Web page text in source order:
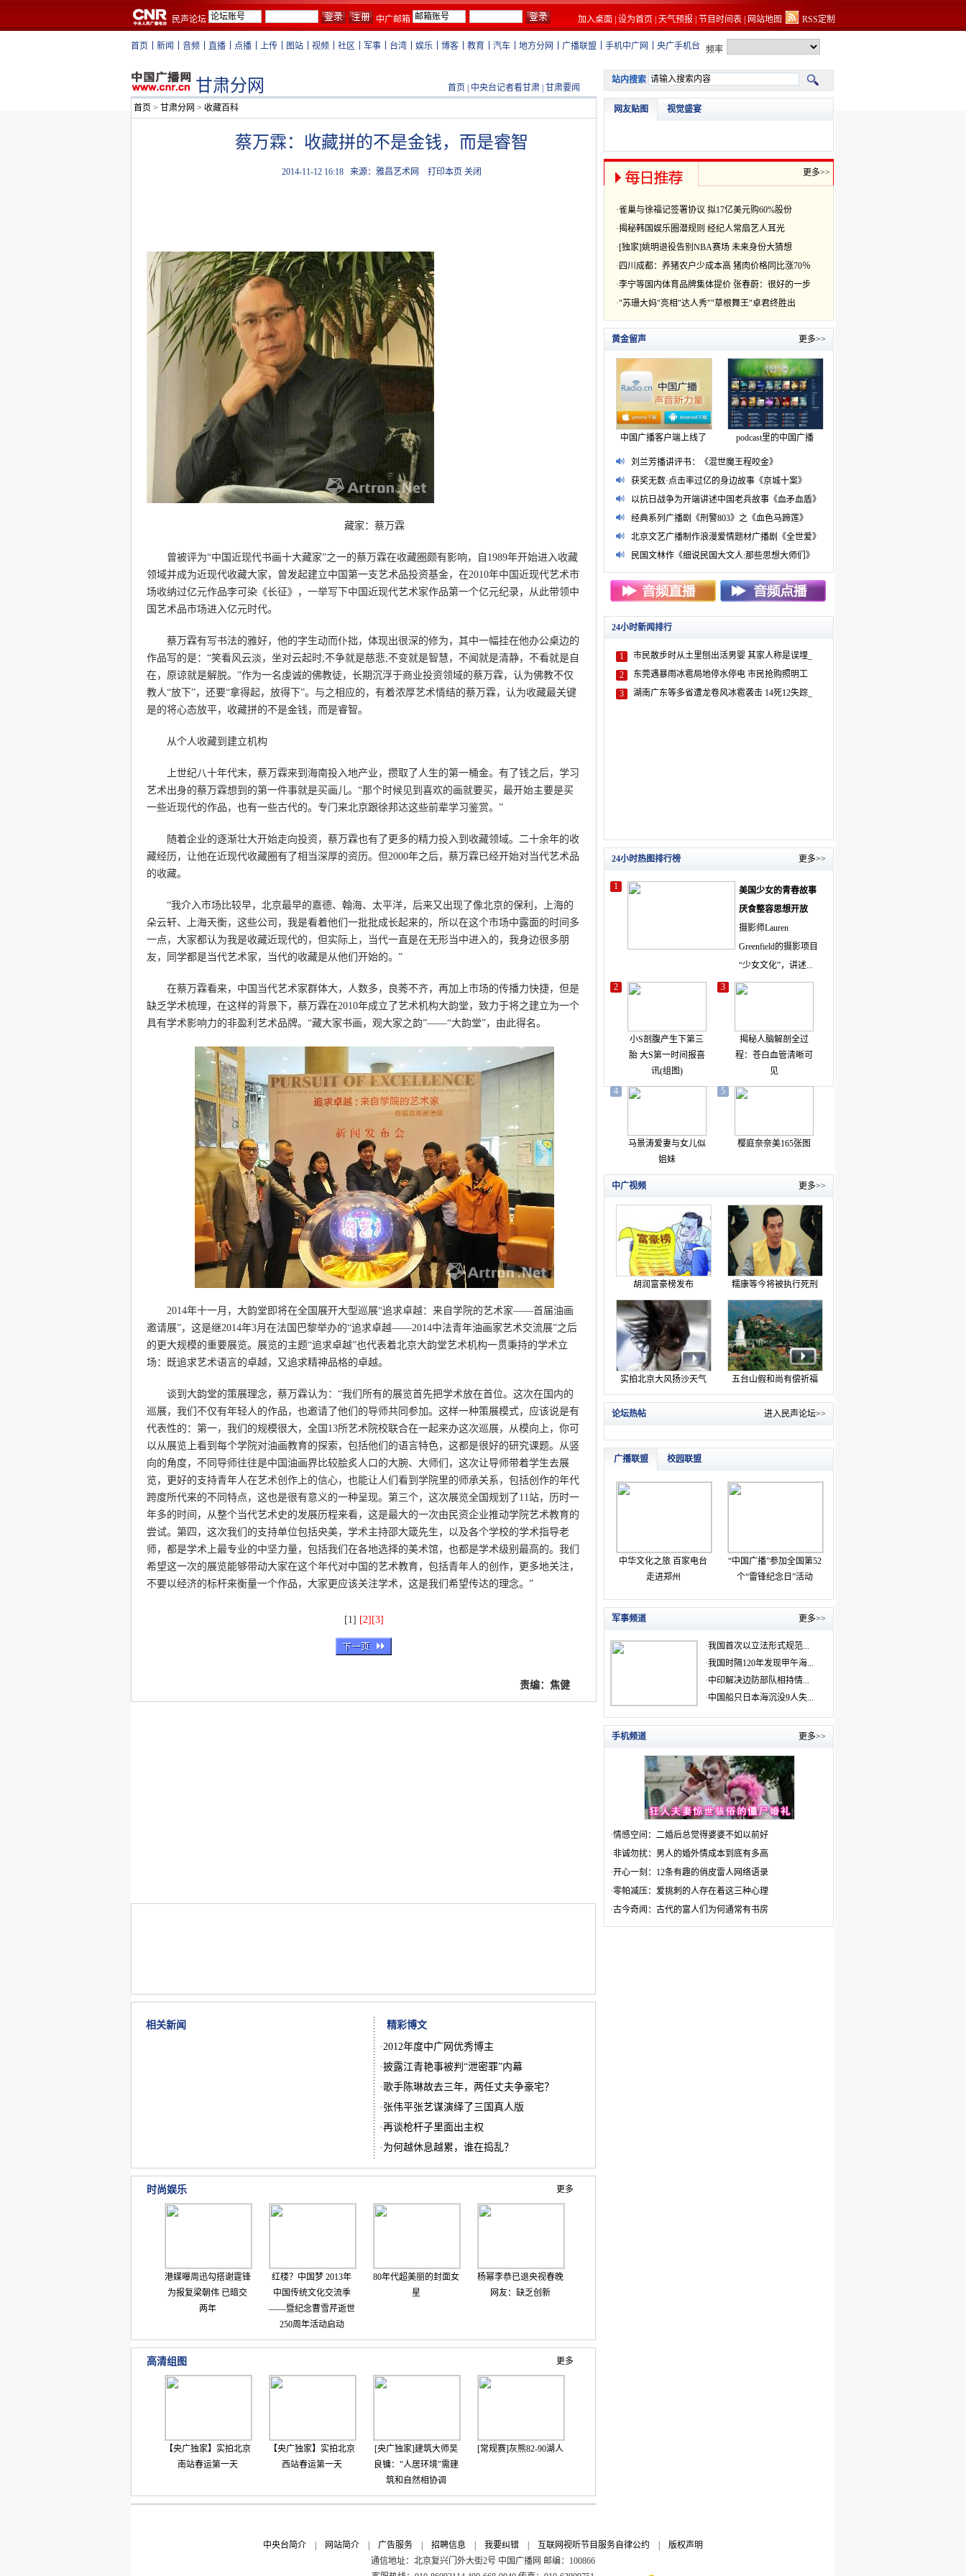
民声论坛 中广邮箱 加入桌面 设为首页 天气预报 节目时间表 网站地图 RSS定制
首页 新闻 音频 直播 点播 上传 图站 视频 社区 军事 台湾 娱乐 博客 教育 汽车 地方分网 广播联盟 手机中广网 央广手机台 频率
甘肃分网 首页 中央台记者看甘肃 甘肃要闻
首页 > 甘肃分网 > 收藏百科
蔡万霖：收藏拼的不是金钱，而是睿智
2014-11-12 16:18 来源：雅昌艺术网 打印本页 关闭
藏家：蔡万霖
曾被评为“中国近现代书画十大藏家”之一的蔡万霖在收藏圈颇有影响，自1989年开始进入收藏
领域并成为近现代收藏大家，曾发起建立中国第一支艺术品投资基金，在2010年中国近现代艺术市
场收纳过亿元作品李可染《长征》，一举写下中国近现代艺术家作品第一个亿元纪录，从此带领中
国艺术品市场进入亿元时代。
蔡万霖有写书法的雅好，他的字生动而仆拙，体现出很深的修为，其中一幅挂在他办公桌边的
作品写的是：“笑看风云淡，坐对云起时;不争就是慈悲;不变就是智慧，不闻就是清静，不看就是自
在，原谅就是解脱。”作为一名虔诚的佛教徒，长期沉浮于商业投资领域的蔡万霖，认为佛教不仅
教人“放下”，还要“拿得起，放得下”。与之相应的，有着浓厚艺术情结的蔡万霖，认为收藏最关键
是的将心态放平，收藏拼的不是金钱，而是睿智。
从个人收藏到建立机构
上世纪八十年代末，蔡万霖来到海南投入地产业，攒取了人生的第一桶金。有了钱之后，学习
艺术出身的蔡万霖想到的第一件事就是买画儿。“那个时候见到喜欢的画就要买，最开始主要是买
一些近现代的作品，也有一些古代的。专门来北京跟徐邦达这些前辈学习鉴赏。”
随着企业的逐渐壮大开始走向投资，蔡万霖也有了更多的精力投入到收藏领域。二十余年的收
藏经历，让他在近现代收藏圈有了相当深厚的资历。但2000年之后，蔡万霖已经开始对当代艺术品
的收藏。
“我介入市场比较早，北京最早的嘉德、翰海、太平洋，后来又出现了像北京的保利，上海的
朵云轩、上海天衡，这些公司，我是看着他们一批批成长起来的，所以在这个市场中露面的时间多
一点，大家都认为我是收藏近现代的，但实际上，当代一直是在无形当中进入的，我身边很多朋
友，同学都是当代艺术家，当代的收藏是从他们开始的。”
在蔡万霖看来，中国当代艺术家群体大，人数多，良莠不齐，再加上市场的传播力快捷，但是
缺乏学术梳理，在这样的背景下，蔡万霖在2010年成立了艺术机构大韵堂，致力于将之建立为一个
具有学术影响力的非盈利艺术品牌。“藏大家书画，观大家之韵”——“大韵堂”，由此得名。
2014年十一月，大韵堂即将在全国展开大型巡展“追求卓越：来自学院的艺术家——首届油画
邀请展”，这是继2014年3月在法国巴黎举办的“追求卓越——2014中法青年油画家艺术交流展”之后
的更大规模的重要展览。展览的主题“追求卓越”也代表着北京大韵堂艺术机构一贯秉持的学术立
场：既追求艺术语言的卓越，又追求精神品格的卓越。
谈到大韵堂的策展理念，蔡万霖认为：“我们所有的展览首先把学术放在首位。这次在国内的
巡展，我们不仅有年轻人的作品，也邀请了他们的导师共同参加。这样一种策展模式，应该说是有
代表性的：第一，我们的规模很大，全国13所艺术院校联合在一起来办这次巡展，从模向上，你可
以从展览上看到每个学院对油画教育的探索，包括他们的语言特色，这都是很好的研究课题。从竖
向的角度，不同导师往往是中国油画界比较脍炙人口的大腕、大师们，这次让导师带着学生去展
览，更好的支持青年人在艺术创作上的信心，也能让人们看到学院里的师承关系，包括创作的年代
跨度所代来的不同特点，这也是很有意义的一种呈现。第三个，这次展览全国规划了11站，历时一
年多的时间，从整个当代艺术史的发展历程来看，这是最大的一次由民资企业推动学院艺术教育的
尝试。第四，这次我们的支持单位包括央美，学术主持邵大箴先生，以及各个学校的学术指导老
师，都是学术上最专业的中坚力量，包括我们在各地选择的美术馆，也都是学术级别最高的。我们
希望这一次的展览能够带动大家在这个年代对中国的艺术教育，包括青年人的创作，更多地关注，
不要以经济的标杆来衡量一个作品，大家更应该关注学术，这是我们希望传达的理念。”
[1] [2] [3]
责编：焦健
相关新闻
精彩博文
·2012年度中广网优秀博主
·披露江青艳事被判“泄密罪”内幕
·歌手陈琳故去三年，两任丈夫争豪宅？
· 张伟平张艺谋演绎了三国真人版
·再谈枪杆子里面出主权
· 为何越休息越累，谁在捣乱？
时尚娱乐 更多
港媒曝周迅勾搭谢霆锋
为报复梁朝伟 已暗交
两年
红楼？中国梦 2013年
中国传统文化交流季
——暨纪念曹雪芹逝世
250周年活动启动
80年代超美丽的封面女
星
杨幂李恭已退央视春晚
网友：缺乏创新
高清组图 更多
【央广独家】实拍北京
南站春运第一天
【央广独家】实拍北京
西站春运第一天
[央广独家]建筑大师吴
良镛："人居环境"需建
筑和自然相协调
[常规赛]灰熊82-90湖人
中央台简介 网站简介 广告服务 招聘信息 我要纠错 互联网视听节目服务自律公约
版权声明
通信地址：北京复兴门外大街2号 中国广播网 邮编：100866